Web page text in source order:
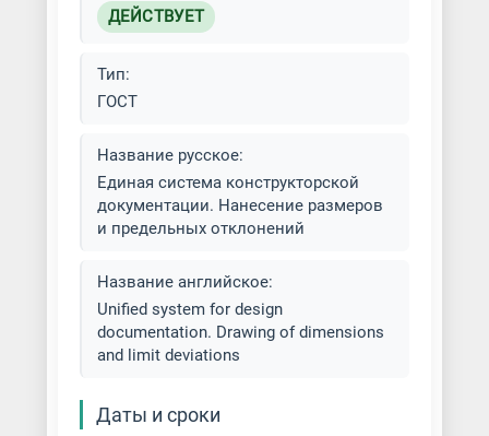
ДЕЙСТВУЕТ
Тип:
ГОСТ
Название русское:
Единая система конструкторской
документации. Нанесение размеров
и предельных отклонений
Название английское:
Unified system for design
documentation. Drawing of dimensions
and limit deviations
Даты и сроки